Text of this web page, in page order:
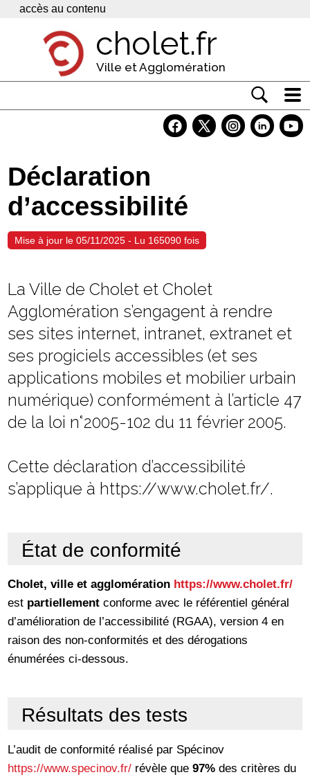
Panneau de gestion des cookies
accès au contenu
cholet.fr
Ville et Agglomération
Economie
Services
Contacts
Déclaration
d’accessibilité
Mise à jour le 05/11/2025 - Lu 165090 fois
La Ville de Cholet et Cholet
Agglomération s’engagent à rendre
ses sites internet, intranet, extranet et
ses progiciels accessibles (et ses
applications mobiles et mobilier urbain
numérique) conformément à l’article 47
de la loi n°2005-102 du 11 février 2005.
Cette déclaration d’accessibilité
s’applique à https://www.cholet.fr/.
État de conformité
Cholet, ville et agglomération https://www.cholet.fr/
est partiellement conforme avec le référentiel général
d’amélioration de l’accessibilité (RGAA), version 4 en
raison des non-conformités et des dérogations
énumérées ci-dessous.
Résultats des tests
L’audit de conformité réalisé par Spécinov
https://www.specinov.fr/ révèle que97% des critères du